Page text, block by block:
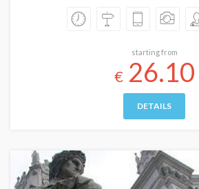
starting from
€26.10
DETAILS